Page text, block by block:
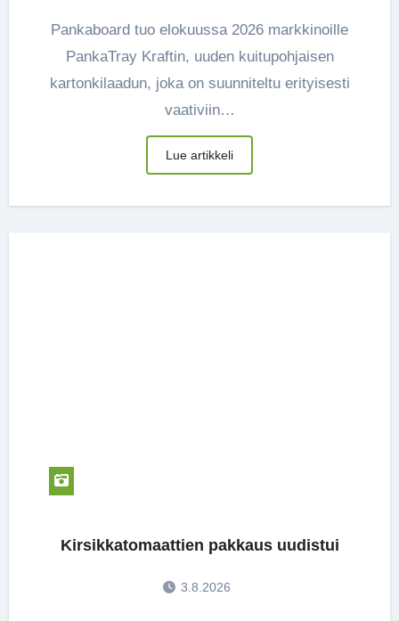
Pankaboard tuo elokuussa 2026 markkinoille
PankaTray Kraftin, uuden kuitupohjaisen
kartonkilaadun, joka on suunniteltu erityisesti
vaativiin…
Lue artikkeli
Kirsikkatomaattien pakkaus uudistui
3.8.2026